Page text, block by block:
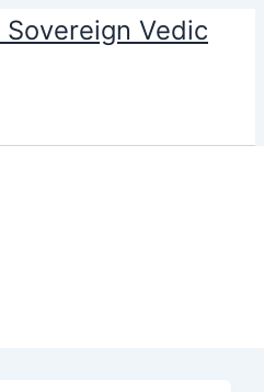
Vedic